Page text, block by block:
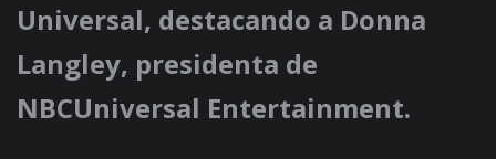
Universal, destacando a Donna
Langley, presidenta de
NBCUniversal Entertainment.